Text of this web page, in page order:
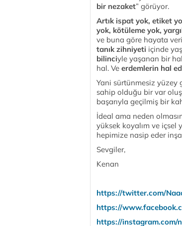
bir nezaket” görüyor.
Artık ispat yok, etiket
yok, kötüleme yok,
ve buna göre hayata
tanık zihniyeti içinde
bilinciyle yaşanan bir
hal. Ve erdemlerin hal
Yani sürtünmesiz yüzey
sahip olduğu bir var
başarıyla geçilmiş bir
İdeal ama neden
yüksek koyalım ve içsel
hepimize nasip eder
Sevgiler,
Kenan
https://twitter.com/
https://www.facebook
https://instagram.com/